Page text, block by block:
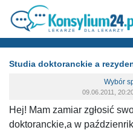
Studia doktoranckie a
Wybór
09.06.2011,
Hej! Mam zamiar zgłosić
doktoranckie,a w